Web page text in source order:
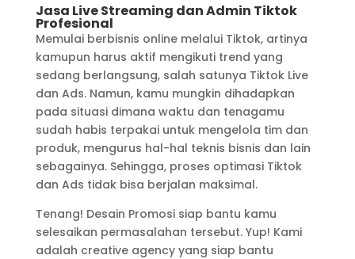
Jasa Live Streaming dan Admin Tiktok
Profesional
Memulai berbisnis online melalui Tiktok, artinya
kamupun harus aktif mengikuti trend yang
sedang berlangsung, salah satunya Tiktok Live
dan Ads. Namun, kamu mungkin dihadapkan
pada situasi dimana waktu dan tenagamu
sudah habis terpakai untuk mengelola tim dan
produk, mengurus hal-hal teknis bisnis dan lain
sebagainya. Sehingga, proses optimasi Tiktok
dan Ads tidak bisa berjalan maksimal.
Tenang! Desain Promosi siap bantu kamu
selesaikan permasalahan tersebut. Yup! Kami
adalah creative agency yang siap bantu